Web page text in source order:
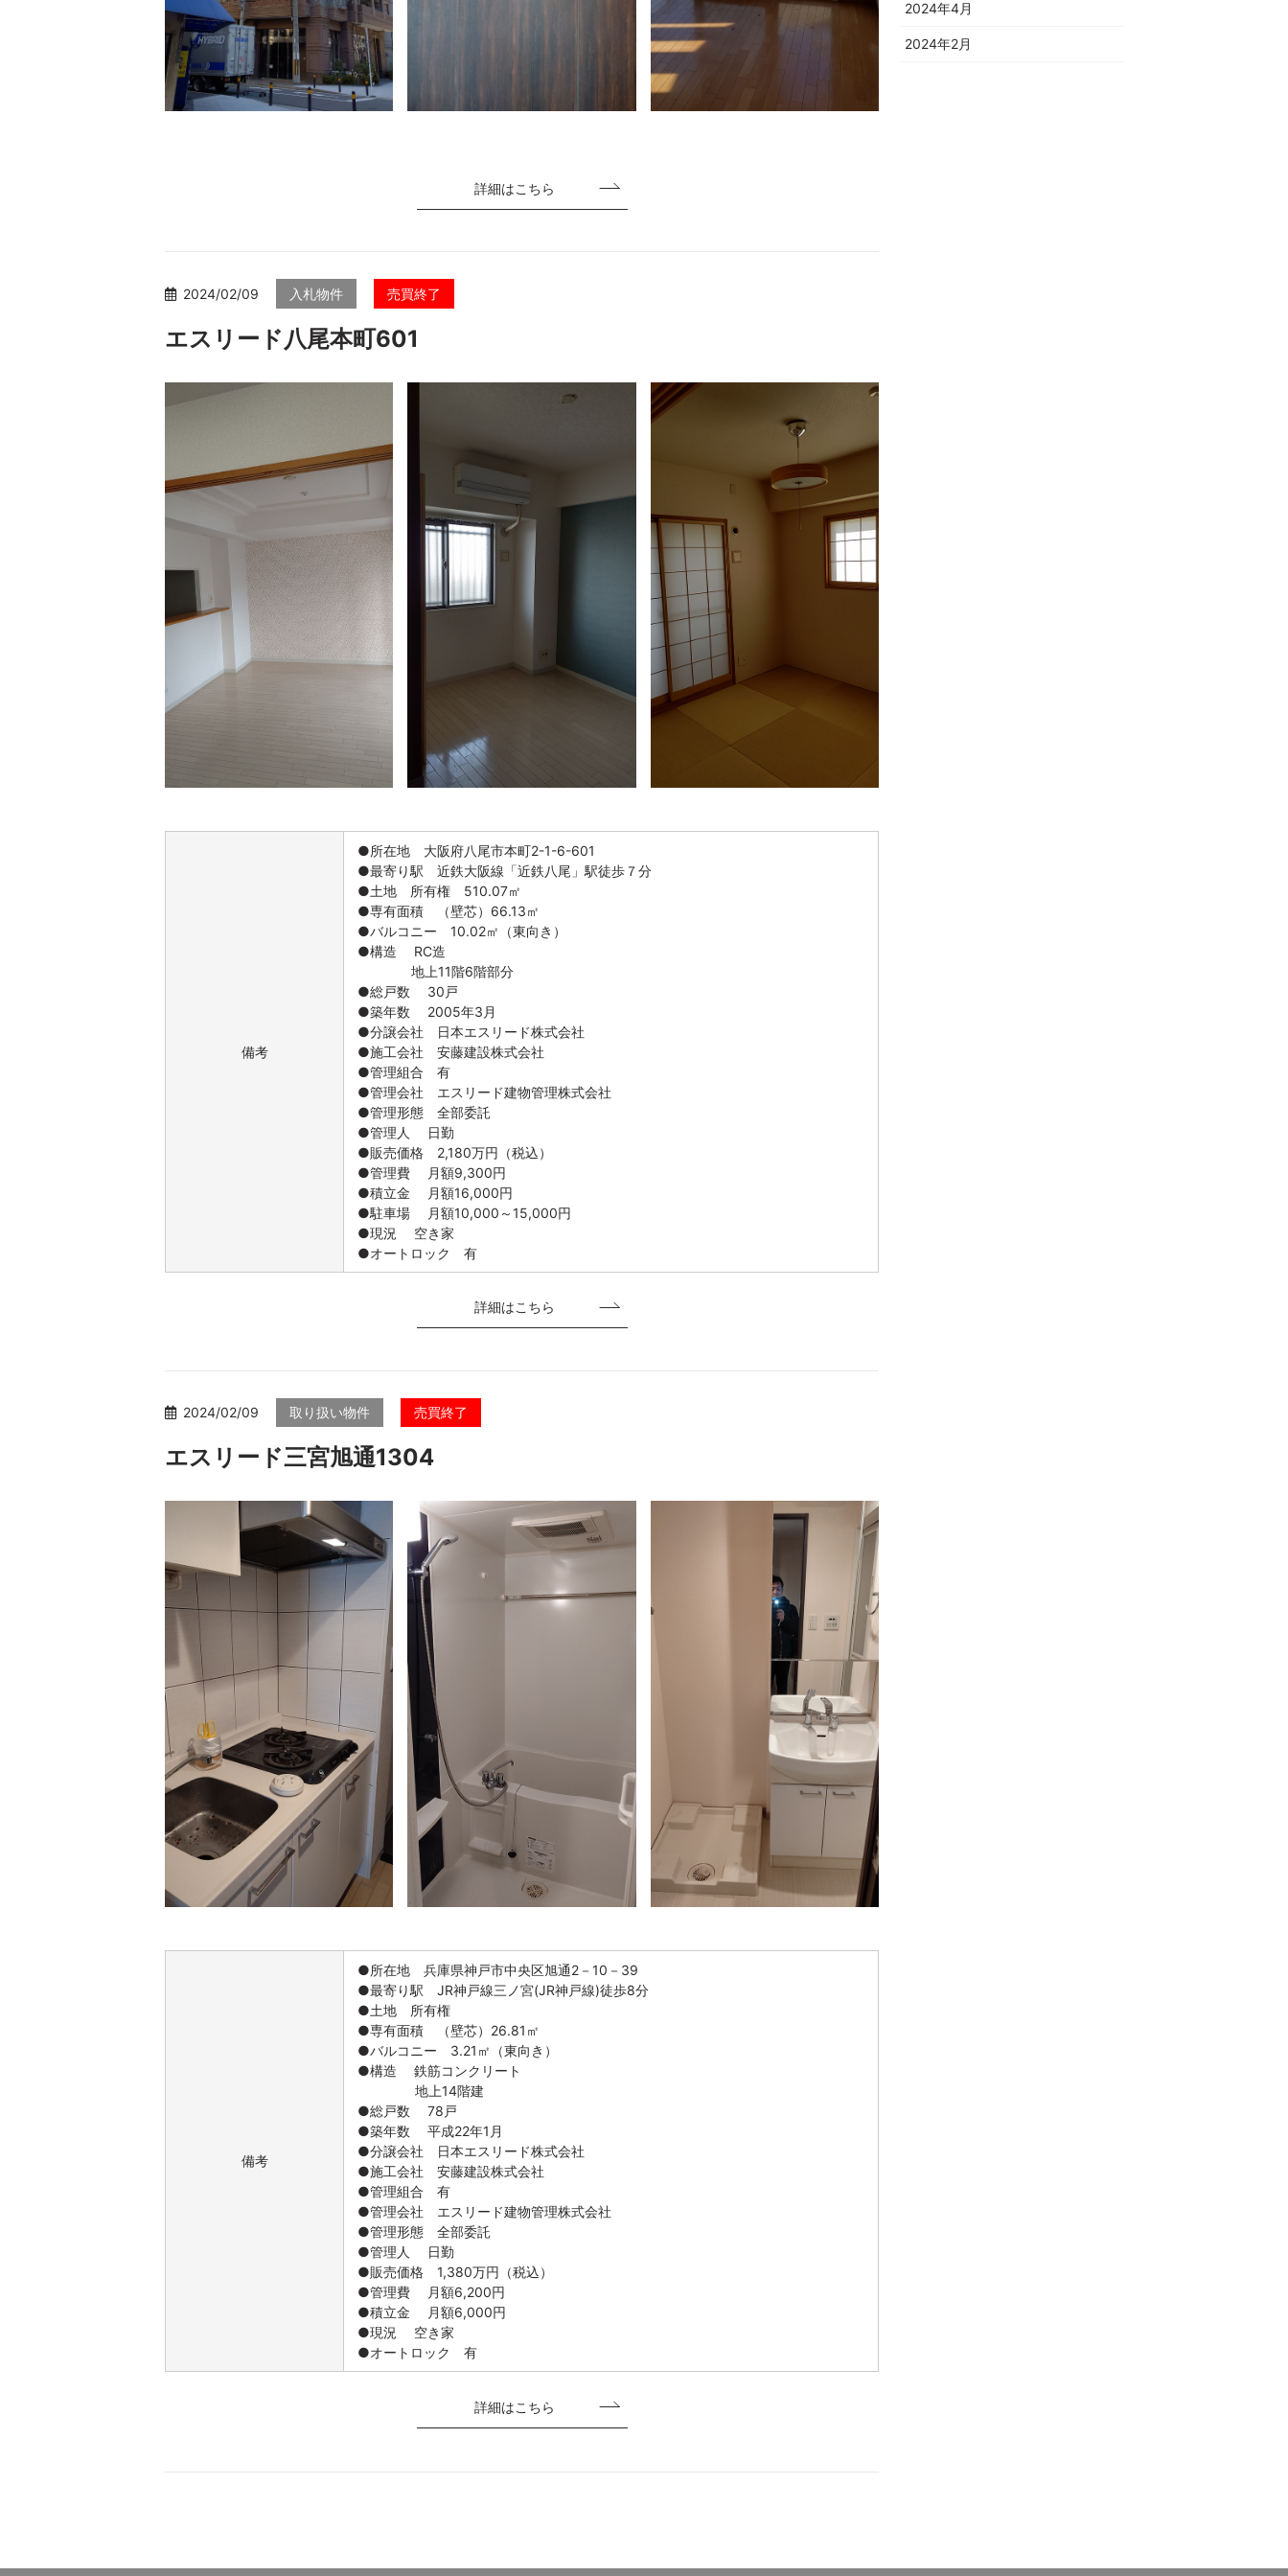
詳細はこちら
2024/02/09 入札物件 売買終了
エスリード八尾本町601
備考
●所在地 大阪府八尾市本町2-1-6-601
●最寄り駅 近鉄大阪線「近鉄八尾」駅徒歩７分
●土地 所有権 510.07㎡
●専有面積 （壁芯）66.13㎡
●バルコニー 10.02㎡（東向き）
●構造 RC造
地上11階6階部分
●総戸数 30戸
●築年数 2005年3月
●分譲会社 日本エスリード株式会社
●施工会社 安藤建設株式会社
●管理組合 有
●管理会社 エスリード建物管理株式会社
●管理形態 全部委託
●管理人 日勤
●販売価格 2,180万円（税込）
●管理費 月額9,300円
●積立金 月額16,000円
●駐車場 月額10,000～15,000円
●現況 空き家
●オートロック 有
詳細はこちら
2024/02/09 取り扱い物件 売買終了
エスリード三宮旭通1304
備考
●所在地 兵庫県神戸市中央区旭通2－10－39
●最寄り駅 JR神戸線三ノ宮(JR神戸線)徒歩8分
●土地 所有権
●専有面積 （壁芯）26.81㎡
●バルコニー 3.21㎡（東向き）
●構造 鉄筋コンクリート
地上14階建
●総戸数 78戸
●築年数 平成22年1月
●分譲会社 日本エスリード株式会社
●施工会社 安藤建設株式会社
●管理組合 有
●管理会社 エスリード建物管理株式会社
●管理形態 全部委託
●管理人 日勤
●販売価格 1,380万円（税込）
●管理費 月額6,200円
●積立金 月額6,000円
●現況 空き家
●オートロック 有
詳細はこちら
2024年4月
2024年2月